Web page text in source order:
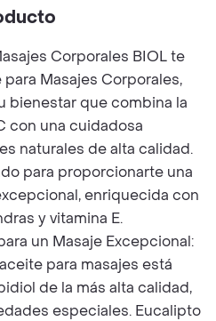
Corporales BIOL te
Masajes Corporales,
bienestar que combina la
con una cuidadosa
naturales de alta calidad.
para proporcionarte una
enriquecida con
y vitamina E.
un Masaje Excepcional:
para masajes está
de la más alta calidad,
especiales. Eucalipto